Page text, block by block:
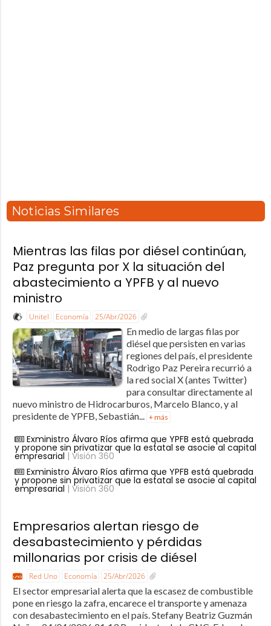
Noticias Similares
Mientras las filas por diésel continúan,
Paz pregunta por X la situación del
abastecimiento a YPFB y al nuevo
ministro
Unitel Economía 25/Abr/2026
En medio de largas filas por
diésel que persisten en varias
regiones del país, el presidente
Rodrigo Paz Pereira recurrió a
la red social X (antes Twitter)
para consultar directamente al
nuevo ministro de Hidrocarburos, Marcelo Blanco, y al
presidente de YPFB, Sebastián... + más
Exministro Álvaro Ríos afirma que YPFB está quebrada
y propone sin privatizar que la estatal se asocie al capital
empresarial | Visión 360
Exministro Álvaro Ríos afirma que YPFB está quebrada
y propone sin privatizar que la estatal se asocie al capital
empresarial | Visión 360
Empresarios alertan riesgo de
desabastecimiento y pérdidas
millonarias por crisis de diésel
Red Uno Economía 25/Abr/2026
El sector empresarial alerta que la escasez de combustible
pone en riesgo la zafra, encarece el transporte y amenaza
con desabastecimiento en el país. Stefany Beatriz Guzmán